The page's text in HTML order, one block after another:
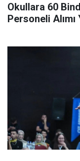
Okullara 60
Personeli Alımı